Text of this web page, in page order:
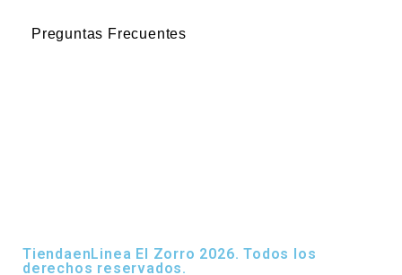
Preguntas Frecuentes
TiendaenLinea El Zorro 2026. Todos los
derechos reservados.